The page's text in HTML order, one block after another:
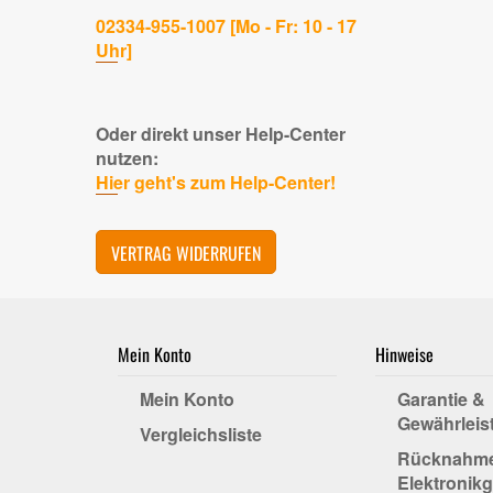
02334-955-1007 [Mo - Fr: 10 - 17
Uhr]
Oder direkt unser Help-Center
nutzen:
Hier geht's zum Help-Center!
VERTRAG WIDERRUFEN
Mein Konto
Mein Konto
Vergleichsliste
Hinweise
Garantie &